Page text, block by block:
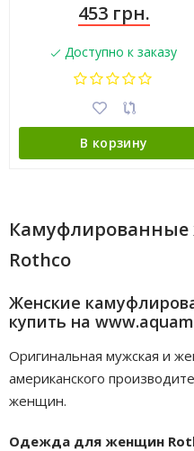
453 грн.
Доступно к заказу
В корзину
Rothco
Женские
купить на
Оригинальная мужская и
американского
женщин.
Одежда для женщин